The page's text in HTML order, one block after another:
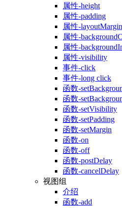
属性-height
属性-padding
属性-layoutMargin
属性-
属性-
属性-visibility
事件-click
事件-long click
函数-
函数-
函数-setVisibility
函数-setPadding
函数-setMargin
函数-on
函数-off
函数-postDelay
函数-cancelDelay
视图组
介绍
函数-add